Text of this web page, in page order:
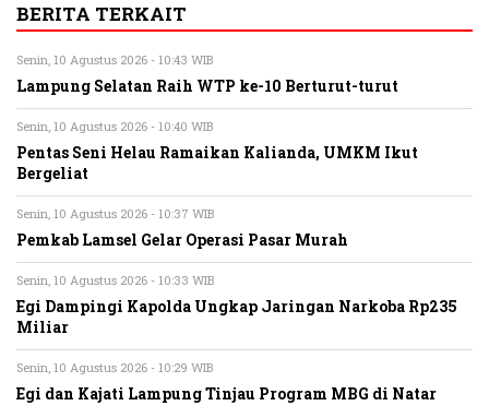
BERITA TERKAIT
Senin, 10 Agustus 2026 - 10:43 WIB
Lampung Selatan Raih WTP ke-10 Berturut-turut
Senin, 10 Agustus 2026 - 10:40 WIB
Pentas Seni Helau Ramaikan Kalianda, UMKM Ikut
Bergeliat
Senin, 10 Agustus 2026 - 10:37 WIB
Pemkab Lamsel Gelar Operasi Pasar Murah
Senin, 10 Agustus 2026 - 10:33 WIB
Egi Dampingi Kapolda Ungkap Jaringan Narkoba Rp235
Miliar
Senin, 10 Agustus 2026 - 10:29 WIB
Egi dan Kajati Lampung Tinjau Program MBG di Natar